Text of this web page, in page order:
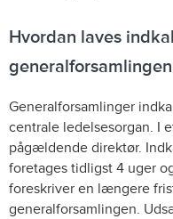
Hvordan laves
generalforsamlingen
Generalforsamlinger
centrale ledelsesorgan. I
pågældende direktør.
foretages tidligst 4 uger
foreskriver en længere
generalforsamlingen.